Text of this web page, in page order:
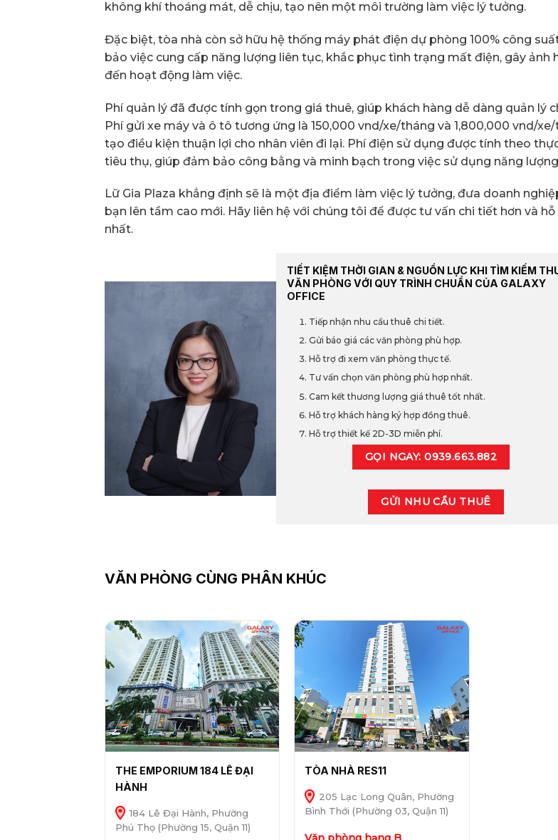
không khí thoáng mát, dễ chịu, tạo nên một môi trường làm việc lý tưởng.
Đặc biệt, tòa nhà còn sở hữu hệ thống máy phát điện dự phòng 100% công
bảo việc cung cấp năng lượng liên tục, khắc phục tình trạng mất điện, gây ảnh
đến hoạt động làm việc.
Phí quản lý đã được tính gọn trong giá thuê, giúp khách hàng dễ dàng quản lý
Phí gửi xe máy và ô tô tương ứng là 150,000 vnd/xe/tháng và 1,800,000 vnd/
tạo điều kiện thuận lợi cho nhân viên đi lại. Phí điện sử dụng được tính theo
tiêu thụ, giúp đảm bảo công bằng và minh bạch trong việc sử dụng năng
Lữ Gia Plaza khẳng định sẽ là một địa điểm làm việc lý tưởng, đưa doanh
bạn lên tầm cao mới. Hãy liên hệ với chúng tôi để được tư vấn chi tiết hơn và
nhất.
TIẾT KIỆM THỜI GIAN & NGUỒN LỰC KHI TÌM KIẾM
VĂN PHÒNG VỚI QUY TRÌNH CHUẨN CỦA GALAXY
OFFICE
Tiếp nhận nhu cầu thuê chi tiết.
Gửi báo giá các văn phòng phù hợp.
Hỗ trợ đi xem văn phòng thực tế.
Tư vấn chọn văn phòng phù hợp nhất.
Cam kết thương lượng giá thuê tốt nhất.
Hỗ trợ khách hàng ký hợp đồng thuê.
Hỗ trợ thiết kế 2D-3D miễn phí.
GỌI NGAY: 0939.663.882
GỬI NHU CẦU THUÊ
VĂN PHÒNG CÙNG PHÂN KHÚC
THE EMPORIUM 184 LÊ ĐẠI
HÀNH
184 Lê Đại Hành, Phường
Phú Thọ (Phường 15, Quận 11)
TÒA NHÀ RES11
205 Lạc Long Quân, Phường
Bình Thới (Phường 03, Quận 11)